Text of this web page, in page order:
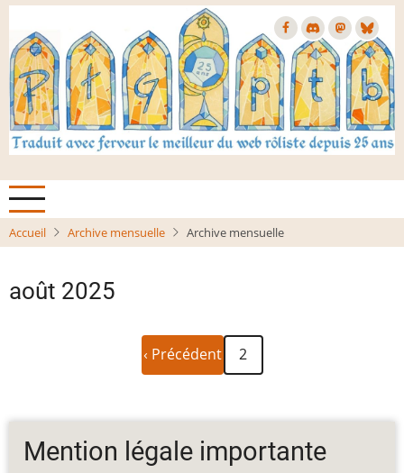
Aller
contenu
principal
Accueil Archive mensuelle Archive mensuelle
août 2025
Page
précédente
‹ Précédent 2
Mention légale importante